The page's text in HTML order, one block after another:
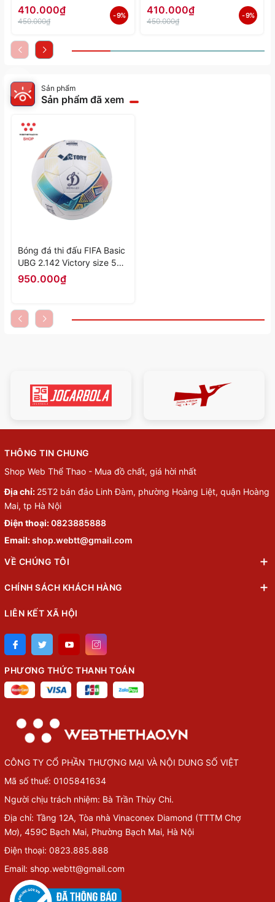
A4197-04 - Hàng Chính
Hãng
410.000₫
450.000₫
- 9%
A4197-03 - Hàng Chính
Hãng
410.000₫
450.000₫
- 9%
Sản phẩm
Sản phẩm đã xem
Bóng đá thi đấu FIFA Basic
UBG 2.142 Victory size 5
màu "Vàng" DL-UBG-2.142-
02 - Hàng Chính Hãng
950.000₫
THÔNG TIN CHUNG
Shop Web Thể Thao - Mua đồ chất, giá hời nhất
Địa chỉ: 25T2 bán đảo Linh Đàm, phường Hoàng Liệt, quận Hoàng
Mai, tp Hà Nội
Điện thoại:0823885888
Email:shop.webtt@gmail.com
VỀ CHÚNG TÔI
CHÍNH SÁCH KHÁCH HÀNG
LIÊN KẾT XÃ HỘI
PHƯƠNG THỨC THANH TOÁN
CÔNG TY CỔ PHẦN THƯỢNG MẠI VÀ NỘI DUNG SỐ VIỆT
Mã số thuế: 0105841634
Người chịu trách nhiệm: Bà Trần Thùy Chi.
Địa chỉ: Tầng 12A, Tòa nhà Vinaconex Diamond (TTTM Chợ
Mơ), 459C Bạch Mai, Phường Bạch Mai, Hà Nội
Điện thoại: 0823.885.888
Email: shop.webtt@gmail.com